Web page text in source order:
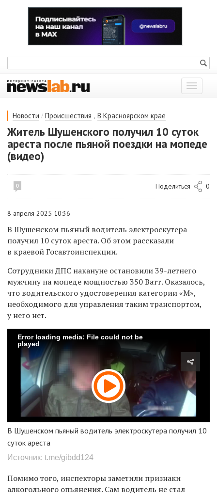
Показать
меню
Новости / Происшествия , В Красноярском крае
Житель Шушенского получил 10 суток
ареста после пьяной поездки на мопеде
(видео)
0 Поделиться 0
8 апреля 2025 10:36
В Шушенском пьяный водитель электроскутера
получил 10 суток ареста. Об этом рассказали
в краевой Госавтоинспекции.
Сотрудники ДПС накануне остановили 39-летнего
мужчину на мопеде мощностью 350 Ватт. Оказалось,
что водительского удостоверения категории«М»,
необходимого для управления таким транспортом,
у него нет.
Error loading media: File could not be
played
В Шушенском пьяный водитель электроскутера получил 10
суток ареста
Источник: t.me/gibdd124
Помимо того, инспекторы заметили признаки
алкогольного опьянения. Сам водитель не стал